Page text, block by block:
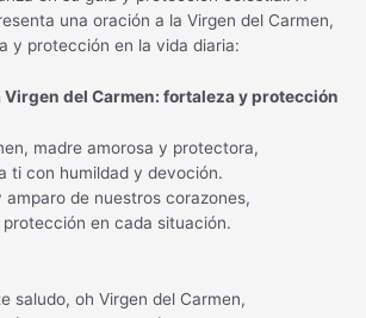
una oración a la Virgen del Carmen,
y protección en la vida diaria:
Virgen del Carmen: fortaleza y protección
madre amorosa y protectora,
ti con humildad y devoción.
amparo de nuestros corazones,
en cada situación.
saludo, oh Virgen del Carmen,